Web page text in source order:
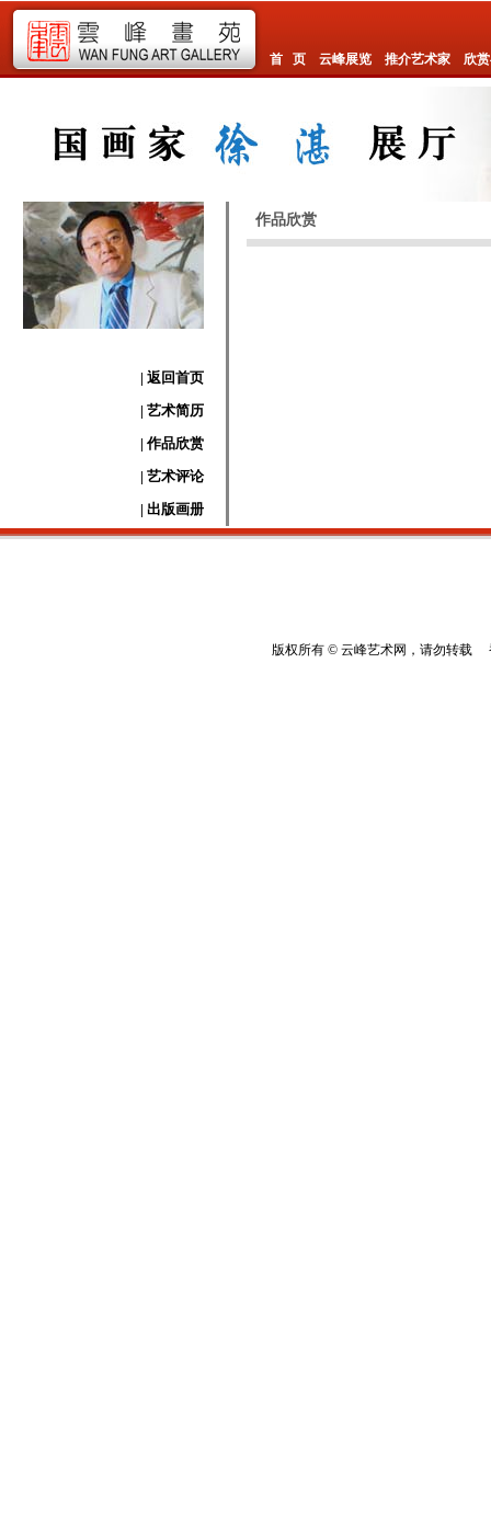
首 页 云峰展览 推介艺术家 欣
| 返回首页
| 艺术简历
| 作品欣赏
| 艺术评论
| 出版画册
作品欣赏
版权所有 © 云峰艺术网，请勿转载